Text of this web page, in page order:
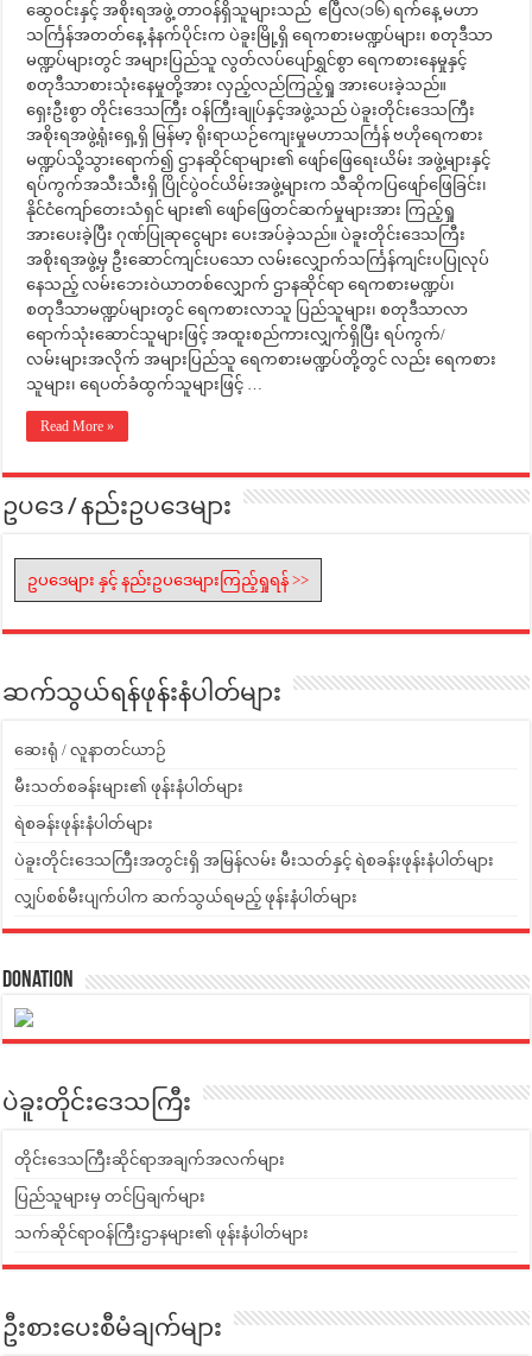
ဆွေဝင်းနှင့် အစိုးရအဖွဲ့ တာဝန်ရှိသူများသည် ဧပြီလ(၁၆) ရက်နေ့ မဟာ
သင်္ကြန်အတတ်နေ့ နံနက်ပိုင်းက ပဲခူးမြို့ရှိ ရေကစားမဏ္ဍပ်များ၊ စတုဒီသာ
မဏ္ဍပ်များတွင် အများပြည်သူ လွတ်လပ်ပျော်ရွှင်စွာ ရေကစား‌နေမှုနှင့်
စတုဒီသာစားသုံးနေမှုတို့အား လှည့်လည်ကြည့်ရှု အားပေးခဲ့သည်။
ရှေးဦးစွာ တိုင်းဒေသကြီး ဝန်ကြီးချုပ်နှင့်အဖွဲ့သည် ပဲခူးတိုင်းဒေသကြီး
အစိုးရအဖွဲ့ရုံးရှေ့ရှိ မြန်မာ့ ရိုးရာယဉ်ကျေးမှုမဟာသင်္ကြန် ဗဟိုရေကစား
မဏ္ဍပ်သို့သွားရောက်၍ ဌာနဆိုင်ရာများ၏ ဖျော်ဖြေရေးယိမ်း အဖွဲ့များနှင့်
ရပ်ကွက်အသီးသီးရှိ ပြိုင်ပွဲဝင်ယိမ်းအဖွဲ့များက သီဆိုကပြဖျော်ဖြေခြင်း၊
နိုင်ငံကျော်တေးသံရှင် များ၏ ဖျော်ဖြေတင်ဆက်မှုများအား ကြည့်ရှု
အားပေးခဲ့ပြီး ဂုဏ်ပြုဆုငွေများ ပေးအပ်ခဲ့သည်။ ပဲခူးတိုင်းဒေသကြီး
အစိုးရအဖွဲ့မှ ဦးဆောင်ကျင်းပသော လမ်းလျှောက်သင်္ကြန်ကျင်းပပြုလုပ်
နေသည့် လမ်းဘေးဝဲယာတစ်လျှောက် ဌာနဆိုင်ရာ ရေကစားမဏ္ဍပ်၊
စတုဒီသာမဏ္ဍပ်များတွင် ရေကစားလာသူ ပြည်သူများ၊ စတုဒီသာလာ
ရောက်သုံးဆောင်သူများဖြင့် အထူးစည်ကားလျှက်ရှိပြီး ရပ်ကွက်/
လမ်းများအလိုက် အများပြည်သူ ရေကစားမဏ္ဍပ်တို့တွင် လည်း ရေကစား
သူများ၊ ရေပတ်ခံထွက်သူများဖြင့် …
Read More »
ဥပဒေ / နည်းဥပဒေများ
ဥပဒေများ နှင့် နည်းဥပဒေများကြည့်ရှုရန် >>
ဆက်သွယ်ရန်ဖုန်းနံပါတ်များ
ဆေးရုံ / လူနာတင်ယာဉ်
မီးသတ်စခန်းများ၏ ဖုန်းနံပါတ်များ
ရဲစခန်းဖုန်းနံပါတ်များ
ပဲခူးတိုင်းဒေသကြီးအတွင်းရှိ အမြန်လမ်း မီးသတ်နှင့် ရဲစခန်းဖုန်းနံပါတ်များ
လျှပ်စစ်မီးပျက်ပါက ဆက်သွယ်ရမည့် ဖုန်းနံပါတ်များ
Donation
ပဲခူးတိုင်းဒေသကြီး
တိုင်းဒေသကြီးဆိုင်ရာအချက်အလက်များ
ပြည်သူများမှ တင်ပြချက်များ
သက်ဆိုင်ရာဝန်ကြီးဌာနများ၏ ဖုန်းနံပါတ်များ
ဦးစားပေးစီမံချက်များ